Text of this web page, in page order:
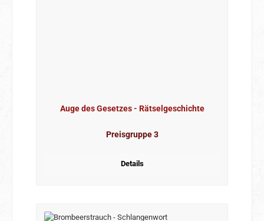
Auge des Gesetzes - Rätselgeschichte
Preisgruppe 3
Details